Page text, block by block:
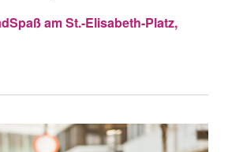
am St.-Elisabeth-Platz,